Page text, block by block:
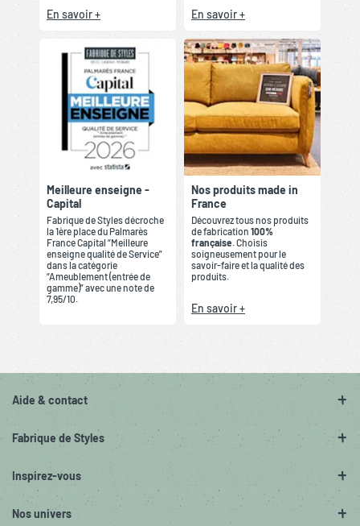
En savoir + En savoir +
Meilleure enseigne -
Capital
Fabrique de Styles décroche
la 1ère place du Palmarès
France Capital “Meilleure
enseigne qualité de Service”
dans la catégorie
“Ameublement (entrée de
gamme)” avec une note de
7,95/10.
Nos produits made in
France
Découvrez tous nos produits
de fabrication 100%
française. Choisis
soigneusement pour le
savoir-faire et la qualité des
produits.
En savoir +
Aide & contact
Fabrique de Styles
Inspirez-vous
Nos univers